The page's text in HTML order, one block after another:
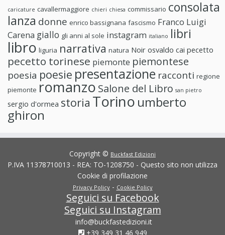
caricature cavallermaggiore chieri chiesa commissario consolata
lanza donne enrico bassignana fascismo Franco Luigi
Carena giallo gli anni al sole instagram italiano libri
libro liguria narrativa natura Noir osvaldo cai pecetto
pecetto torinese piemonte piemontese
poesia poesie presentazione racconti regione
piemonte romanzo Salone del Libro san pietro
sergio d'ormea storia Torino umberto
ghiron
Copyright © Buckfast Edizioni
P.IVA 11378710013 - REA: TO-1208750 - Questo sito non utilizza
Cookie di profilazione
Privacy Policy- Cookie Policy
Seguici su Facebook
Seguici su Instagram
info@buckfastedizioni.it
+39 349 31 46 949